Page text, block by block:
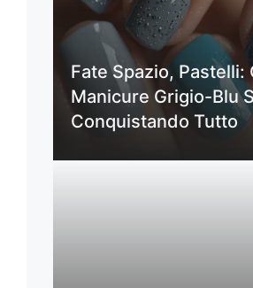
Fate Spazio, Pastelli:
Manicure Grigio-Blu
Conquistando Tutto